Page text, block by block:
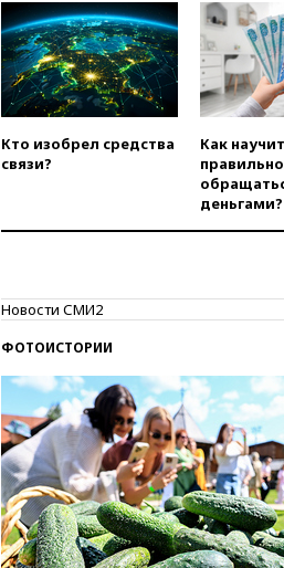
Кто изобрел средства
связи?
Как
правильно
деньгами?
Новости СМИ2
ФОТОИСТОРИИ